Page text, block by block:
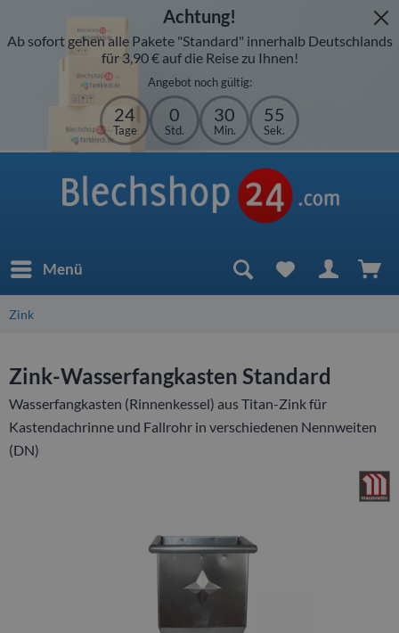
Achtung!
Ab sofort gehen alle Pakete "Standard" innerhalb Deutschlands
für 3,90 € auf die Reise zu Ihnen!
Angebot noch gültig:
24
Tage
0
Std.
30
Min.
55
Sek.
Menü
Zink
Zink-Wasserfangkasten Standard
Wasserfangkasten (Rinnenkessel) aus Titan-Zink für
Kastendachrinne und Fallrohr in verschiedenen Nennweiten
(DN)